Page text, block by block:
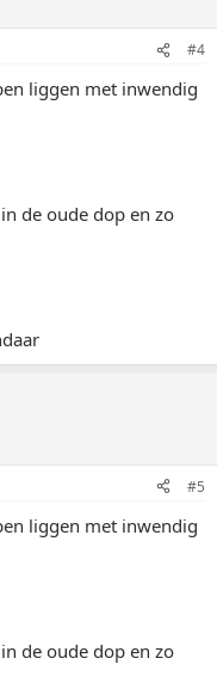
#4
liggen met inwendig
de oude dop en zo
#5
liggen met inwendig
de oude dop en zo